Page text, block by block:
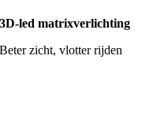
3D-led matrixverlichting
Beter zicht, vlotter rijden